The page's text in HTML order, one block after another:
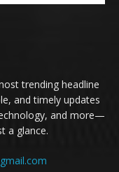
trending headline
and timely updates
and more—
a glance.